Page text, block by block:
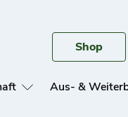
Shop
Aus- &